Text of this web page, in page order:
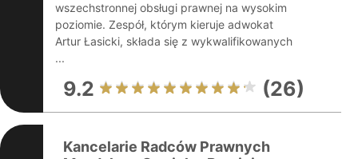
wszechstronnej obsługi prawnej na wysokim
poziomie. Zespół, którym kieruje adwokat
Artur Łasicki, składa się z wykwalifikowanych
...
9.2 (26)
Kancelarie Radców Prawnych